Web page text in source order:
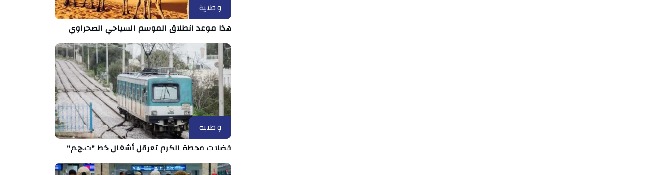
وطنية
هذا موعد انطلاق الموسم السياحي الصحراوي
وطنية
فضلات محطة الكرم تعرقل أشغال خط "ت.ج.م"